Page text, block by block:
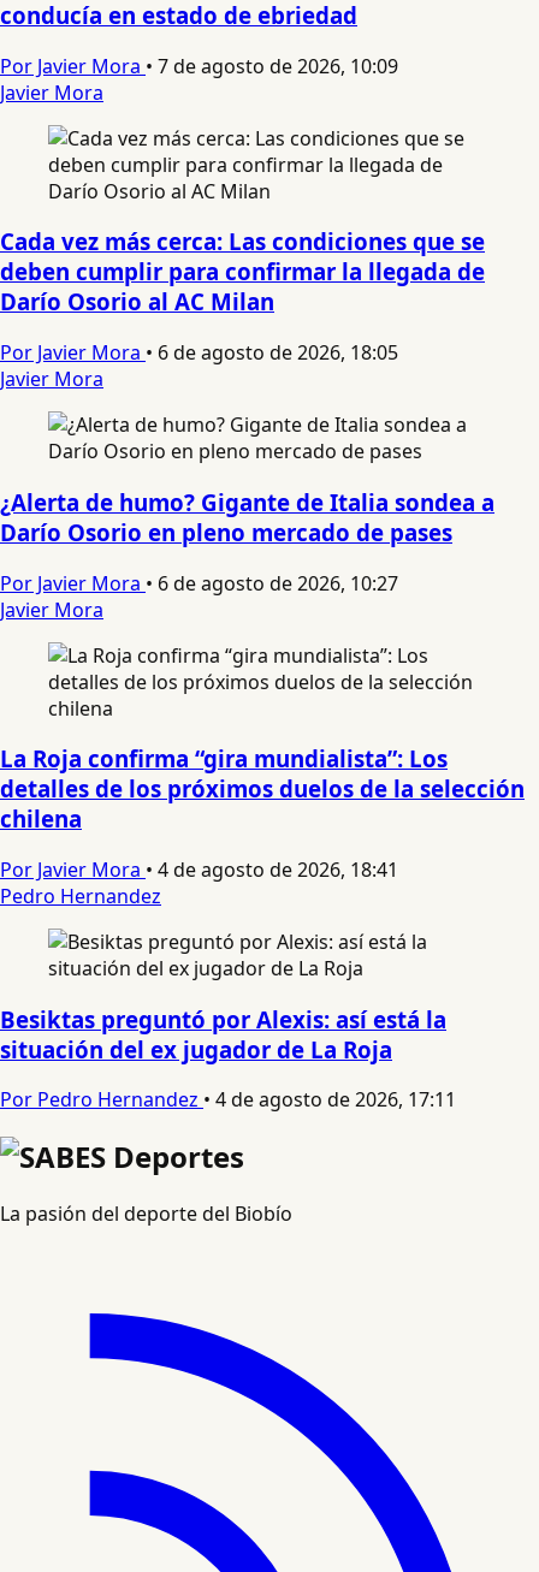
conducía en estado de ebriedad
Por Javier Mora • 7 de agosto de 2026, 10:09
Javier Mora
Cada vez más cerca: Las condiciones que se
deben cumplir para confirmar la llegada de
Darío Osorio al AC Milan
Por Javier Mora • 6 de agosto de 2026, 18:05
Javier Mora
¿Alerta de humo? Gigante de Italia sondea a
Darío Osorio en pleno mercado de pases
Por Javier Mora • 6 de agosto de 2026, 10:27
Javier Mora
La Roja confirma “gira mundialista”: Los
detalles de los próximos duelos de la selección
chilena
Por Javier Mora • 4 de agosto de 2026, 18:41
Pedro Hernandez
Besiktas preguntó por Alexis: así está la
situación del ex jugador de La Roja
Por Pedro Hernandez • 4 de agosto de 2026, 17:11
La pasión del deporte del Biobío